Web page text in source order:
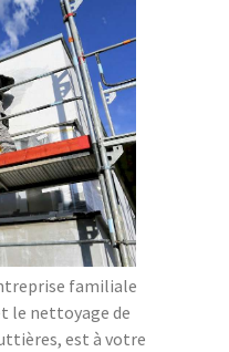
familiale
le nettoyage de
est à votre